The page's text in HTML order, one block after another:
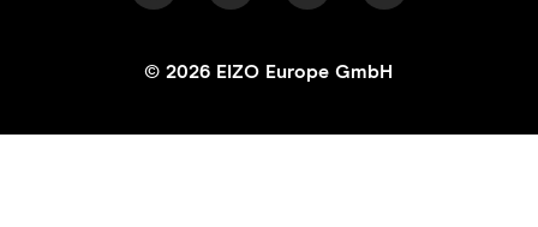
© 2026 EIZO Europe GmbH